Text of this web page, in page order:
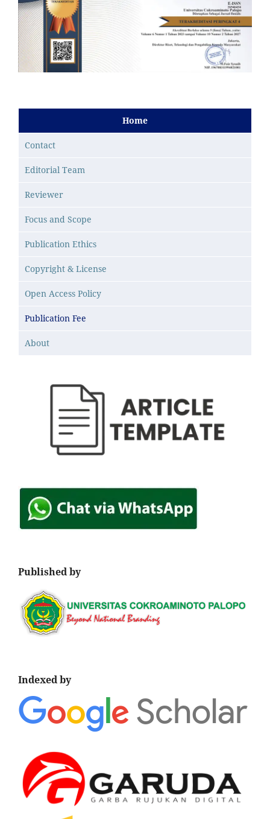
Home
Contact
Editorial Team
Reviewer
Focus and Scope
Publication Ethics
Copyright & License
Open Access Policy
Publication Fee
About
Published by
Indexed by